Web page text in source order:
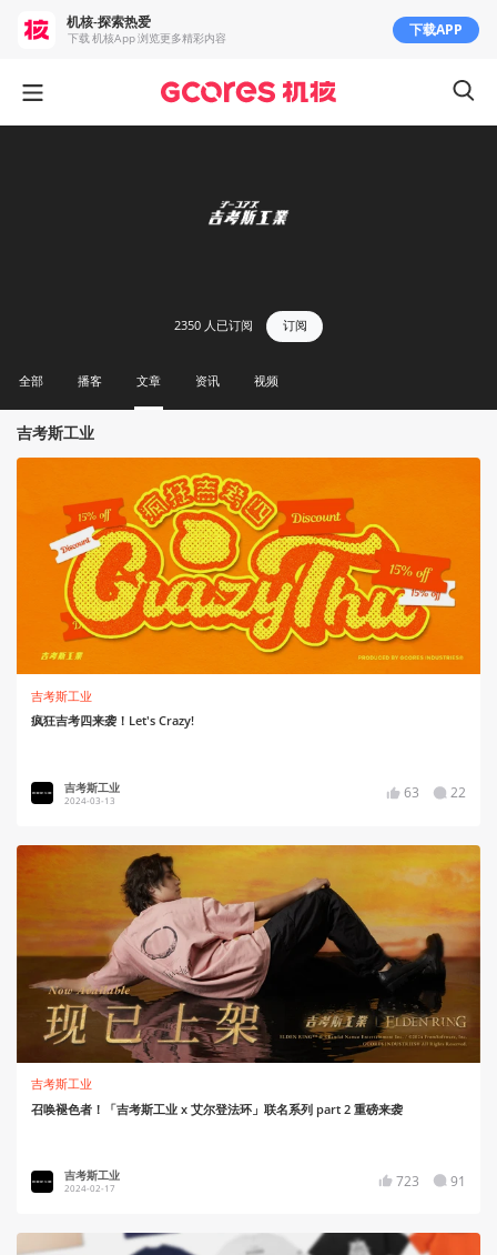
2350 人已订阅 订阅
全部 播客 文章 资讯 视频
吉考斯工业
吉考斯工业
疯狂吉考四来袭！Let's Crazy!
吉考斯工业
2024-03-13 63 22
吉考斯工业
召唤褪色者！「吉考斯工业 x 艾尔登法环」联名系列 part 2 重磅来袭
吉考斯工业
2024-02-17 723 91
机核-探索热爱
下载 机核App 浏览更多精彩内容 下载APP